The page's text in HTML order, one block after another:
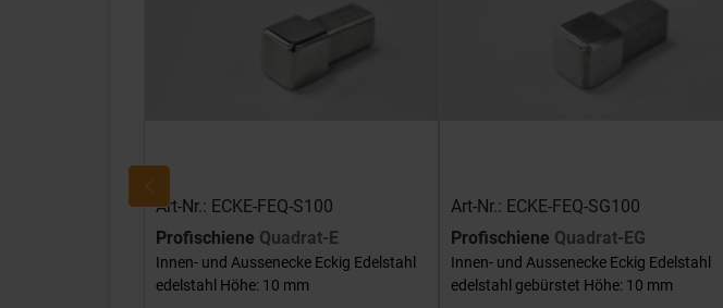
Art-Nr.: ECKE-FEQ-S100
Profischiene Quadrat-E
Innen- und Aussenecke Eckig Edelstahl
edelstahl Höhe: 10 mm
Art-Nr.: ECKE-FEQ-SG100
Profischiene Quadrat-EG
Innen- und Aussenecke Eckig Edelstahl
edelstahl gebürstet Höhe: 10 mm